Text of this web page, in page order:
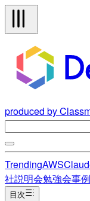
produced by
TrendingAWS
社説明会勉強会事例
目次